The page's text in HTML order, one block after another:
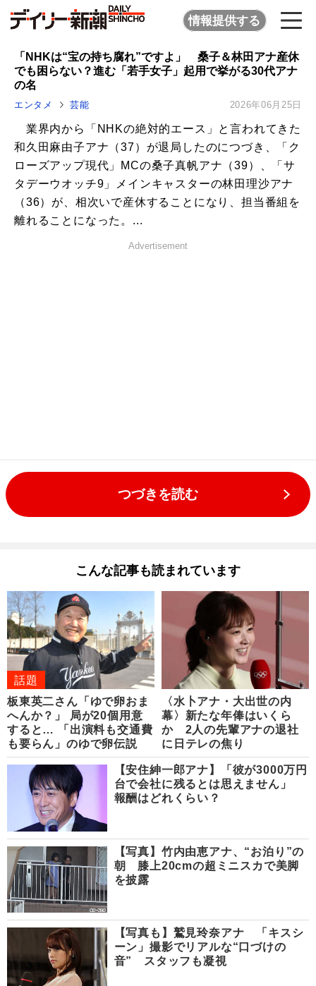
情報提供する
「NHKは“宝の持ち腐れ”ですよ」 桑子＆林田アナ産休
でも困らない？進む「若手女子」起用で挙がる30代アナ
の名
エンタメ 芸能 2026年06月25日
業界内から「NHKの絶対的エース」と言われてきた
和久田麻由子アナ（37）が退局したのにつづき、「ク
ローズアップ現代」MCの桑子真帆アナ（39）、「サ
タデーウオッチ9」メインキャスターの林田理沙アナ
（36）が、相次いで産休することになり、担当番組を
離れることになった。...
Advertisement
つづきを読む
こんな記事も読まれています
話題
板東英二さん「ゆで卵おま
へんか？」 局が20個用意
すると… 「出演料も交通費
も要らん」のゆで卵伝説
〈水卜アナ・大出世の内
幕〉新たな年俸はいくら
か 2人の先輩アナの退社
に日テレの焦り
【安住紳一郎アナ】「彼が3000万円
台で会社に残るとは思えません」
報酬はどれくらい？
【写真】竹内由恵アナ、“お泊り”の
朝 膝上20cmの超ミニスカで美脚
を披露
【写真も】鷲見玲奈アナ 「キスシ
ーン」撮影でリアルな“口づけの
音” スタッフも凝視